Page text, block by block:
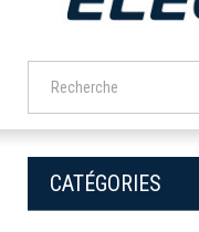
CATÉGORIES